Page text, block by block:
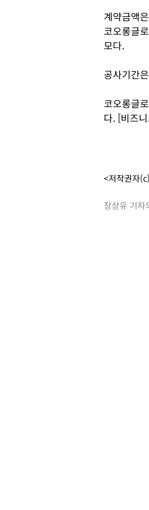
계약금액
코오롱글
모다.
공사기간
코오롱글
다. [비즈
<저작권자
장상유 기자